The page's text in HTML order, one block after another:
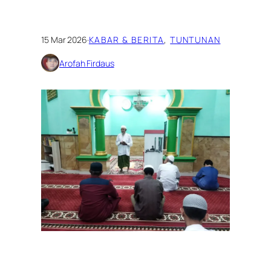
15 Mar 2026·KABAR & BERITA, TUNTUNAN
Arofah Firdaus